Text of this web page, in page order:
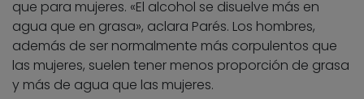
que para mujeres. «El alcohol se disuelve más en
agua que en grasa», aclara Parés. Los hombres,
además de ser normalmente más corpulentos que
las mujeres, suelen tener menos proporción de grasa
y más de agua que las mujeres.